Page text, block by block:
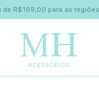
R$199,00 para as regiões